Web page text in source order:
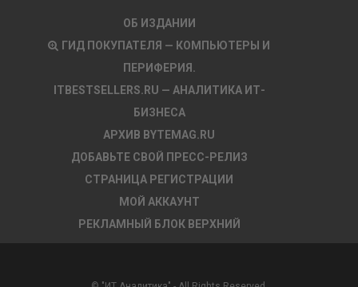
ОБ ИЗДАНИИ
ГИД ПОКУПАТЕЛЯ — КОМПЬЮТЕРЫ И
ПЕРИФЕРИЯ.
ITBESTSELLERS.RU — АНАЛИТИКА ИТ-
БИЗНЕСА
АРХИВ BYTEMAG.RU
ДОБАВЬТЕ СВОЙ ПРЕСС-РЕЛИЗ
СТРАНИЦА РЕГИСТРАЦИИ
МОЙ АККАУНТ
РЕКЛАМНЫЙ БЛОК ВЕРХНИЙ